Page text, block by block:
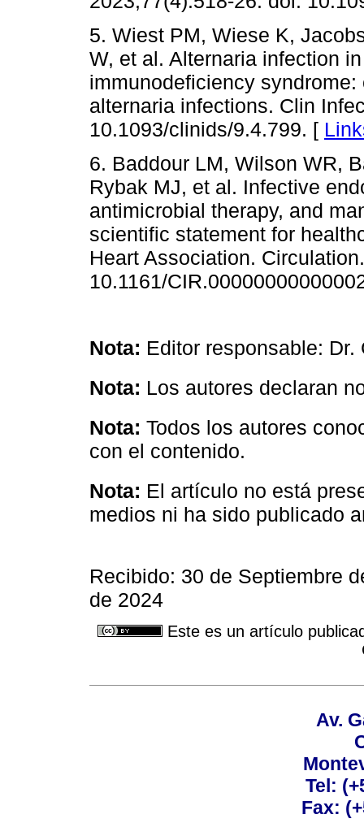
5. Wiest PM, Wiese K,
W, et al. Alternaria infection
immunodeficiency
alternaria infections. Clin
10.1093/clinids/9.4.799. [
6. Baddour LM, Wilson WR,
Rybak MJ, et al. Infective
antimicrobial therapy, and
scientific statement for
Heart Association.
10.1161/
Nota: Editor responsable: Dr.
Nota: Los autores declaran
Nota: Todos los autores
con el contenido.
Nota: El artículo no está
medios ni ha sido publicado
Recibido: 30 de Septiembre
de 2024
Este es un artículo
Av.
Tel:
Fax: